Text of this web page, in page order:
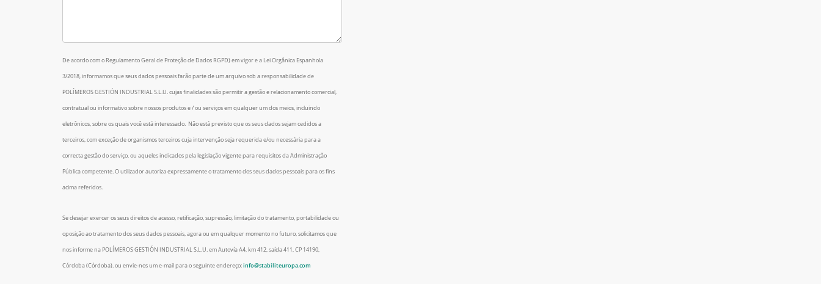
De acordo com o Regulamento Geral de Proteção de Dados RGPD) em vigor e a Lei Orgânica Espanhola
3/2018, informamos que seus dados pessoais farão parte de um arquivo sob a responsabilidade de
POLÍMEROS GESTIÓN INDUSTRIAL S.L.U. cujas finalidades são permitir a gestão e relacionamento comercial,
contratual ou informativo sobre nossos produtos e / ou serviços em qualquer um dos meios, incluindo
eletrônicos, sobre os quais você está interessado. Não está previsto que os seus dados sejam cedidos a
terceiros, com exceção de organismos terceiros cuja intervenção seja requerida e/ou necessária para a
correcta gestão do serviço, ou aqueles indicados pela legislação vigente para requisitos da Administração
Pública competente. O utilizador autoriza expressamente o tratamento dos seus dados pessoais para os fins
acima referidos.
Se desejar exercer os seus direitos de acesso, retificação, supressão, limitação do tratamento, portabilidade ou
oposição ao tratamento dos seus dados pessoais, agora ou em qualquer momento no futuro, solicitamos que
nos informe na POLÍMEROS GESTIÓN INDUSTRIAL S.L.U. em Autovía A4, km 412, saída 411, CP 14190,
Córdoba (Córdoba). ou envie-nos um e-mail para o seguinte endereço:info@stabiliteuropa.com